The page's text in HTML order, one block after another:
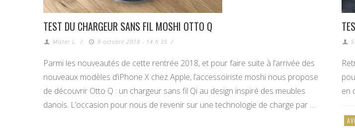
TEST DU CHARGEUR SANS FIL MOSHI OTTO Q
Mister L. / 9 octobre 2018 - 14 h 35 /
Parmi les nouveautés de cette rentrée 2018, et pour faire suite à l’arrivée des
nouveaux modèles d’iPhone X chez Apple, l’accessoiriste moshi nous propose
de découvrir Otto Q : un chargeur sans fil Qi au design inspiré des meubles
danois. L’occasion pour nous de revenir sur une technologie de charge par …
en